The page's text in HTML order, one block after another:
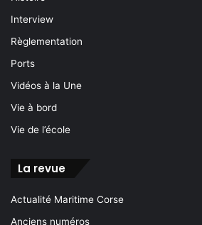
Interview
Règlementation
Ports
Vidéos à la Une
Vie à bord
Vie de l’école
La revue
Actualité Maritime Corse
Anciens numéros